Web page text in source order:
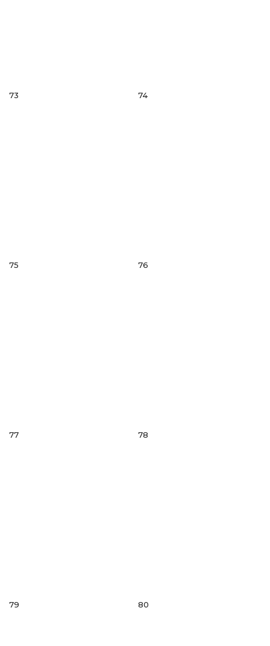
73 74
75 76
77 78
79 80